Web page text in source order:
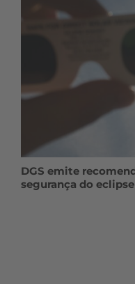
DGS emite
segurança do